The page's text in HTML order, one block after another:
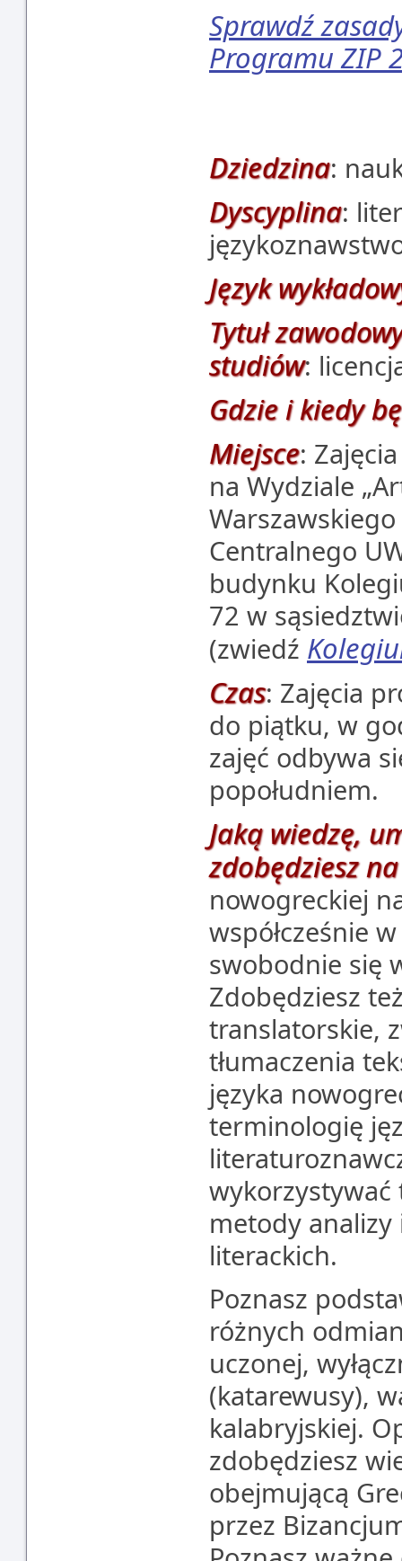
Sprawdź
Programu ZIP
Dziedzina:
Dyscyplina:
Język
Tytuł
studiów:
Gdzie i kiedy
Miejsce:
na Wydziale
Centralnego
budynku
72 w
(zwiedź
Czas: Zajęcia
do piątku, w
zajęć odbywa
popołudniem.
Jaką wiedzę,
zdobędziesz
nowogreckiej
współcześnie
swobodnie się
Zdobędziesz
translatorskie,
tłumaczenia
języka
terminologię
wykorzystywać
metody
literackich.
Poznasz
różnych
uczonej,
(katarewusy),
kalabryjskiej.
zdobędziesz
obejmującą
przez